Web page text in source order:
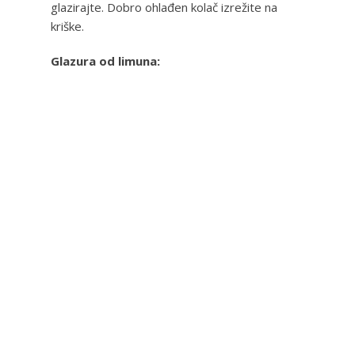
glazirajte. Dobro ohlađen kolač izrežite na
kriške.
Glazura od limuna: